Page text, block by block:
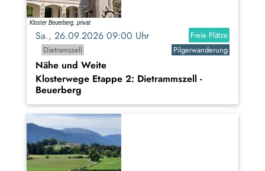
Sa., 26.09.2026 09:00 Uhr
Freie Plätze
Dietramszell
Pilgerwanderung
Nähe und Weite
Klosterwege Etappe 2: Dietrammszell -
Beuerberg